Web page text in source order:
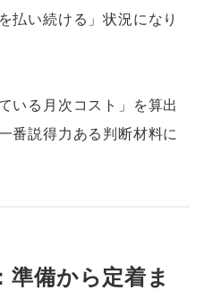
払い続ける」状況になり
いる月次コスト」を算出
番説得力ある判断材料に
準備から定着ま